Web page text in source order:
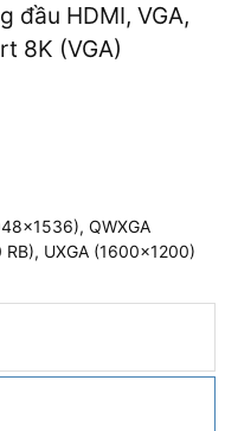
đầu HDMI, VGA,
8K (VGA)
QWXGA
UXGA (1600×1200)